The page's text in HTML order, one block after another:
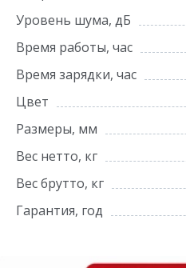
Уровень шума, дБ
Время работы, час
Время зарядки, час
Цвет
Размеры, мм
Вес нетто, кг
Вес брутто, кг
Гарантия, год